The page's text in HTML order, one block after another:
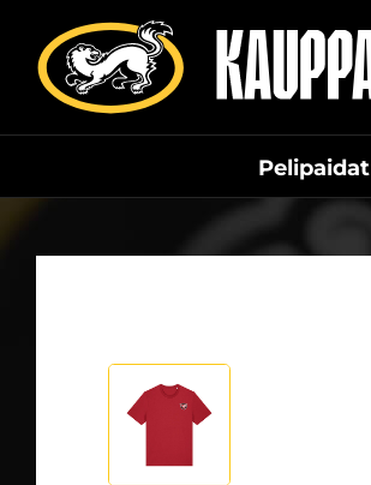
suoraan
sisältöön
Pelipaidat